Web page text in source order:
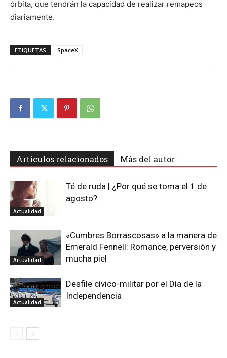
órbita, que tendrán la capacidad de realizar remapeos
diariamente.
ETIQUETAS SpaceX
Artículos relacionados Más del autor
Actualidad
Té de ruda | ¿Por qué se toma el 1 de
agosto?
Actualidad
«Cumbres Borrascosas» a la manera de
Emerald Fennell: Romance, perversión y
mucha piel
Actualidad
Desfile cívico-militar por el Día de la
Independencia